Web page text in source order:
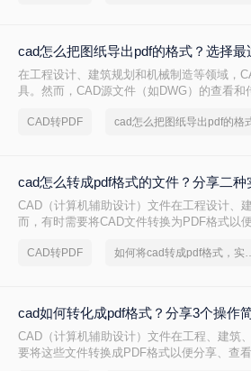
cad怎么把图纸导出pdf的格式？选择最
在工程设计、建筑规划和机械制造等领域，
具。然而，CAD源文件（如DWG）的查看
文件能完美保留图纸的矢量信息、图层、比
CAD转PDF cad怎么把图纸导出pdf的格
cad怎么转成pdf格式的文件？分享二种
CAD（计算机辅助设计）文件在工程设计、
而，有时需要将CAD文件转换为PDF格式以
CAD转PDF 如何将cad转成pdf
cad如何转化成pdf格式？分享3个操作
CAD（计算机辅助设计）文件在工程、建筑
要将这些文件转换成PDF格式以便分享、查